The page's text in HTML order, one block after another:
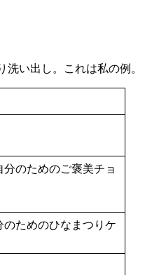
い出し。これは私の例。
のためのご褒美チョ
ためのひなまつりケ